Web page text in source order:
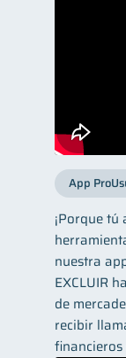
App
¡Porque tú
nuestra
EXCLUIR
de
recibir
financieros